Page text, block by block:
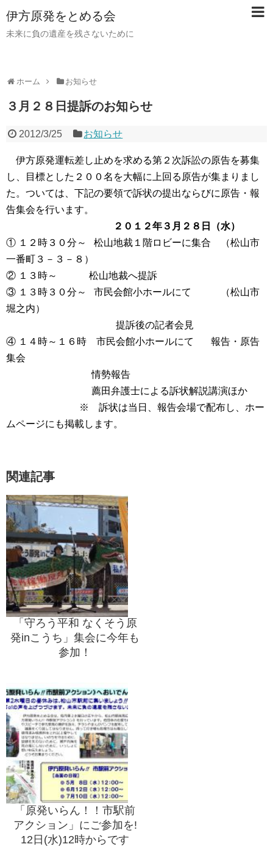
伊方原発をとめる会
未来に負の遺産を残さないために
ホーム お知らせ
３月２８日提訴のお知らせ
2012/3/25 お知らせ
伊方原発運転差し止めを求める第２次訴訟の原告を募集
し、目標とした２００名を大幅に上回る原告が集まりまし
た。ついては、下記の要領で訴状の提出ならびに原告・報
告集会を行います。
２０１２年３月２８日（水）
① １２時３０分～ 松山地裁１階ロビーに集合 （松山市
一番町３－３－８）
② １３時～ 松山地裁へ提訴
③ １３時３０分～ 市民会館小ホールにて （松山市
堀之内）
提訴後の記者会見
④ １４時～１６時 市民会館小ホールにて 報告・原告
集会
情勢報告
薦田弁護士による訴状解説講演ほか
※ 訴状は当日、報告会場で配布し、ホー
ムページにも掲載します。
関連記事
「守ろう平和 なくそう原
発inこうち」集会に今年も
参加！
「原発いらん！！市駅前
アクション」にご参加を!
12日(水)12時からです